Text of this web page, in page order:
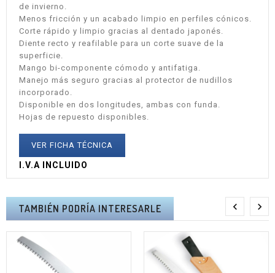
de invierno.
Menos fricción y un acabado limpio en perfiles cónicos.
Corte rápido y limpio gracias al dentado japonés.
Diente recto y reafilable para un corte suave de la
superficie.
Mango bi-componente cómodo y antifatiga.
Manejo más seguro gracias al protector de nudillos
incorporado.
Disponible en dos longitudes, ambas con funda.
Hojas de repuesto disponibles.
VER FICHA TÉCNICA
I.V.A INCLUIDO
TAMBIÉN PODRÍA INTERESARLE  